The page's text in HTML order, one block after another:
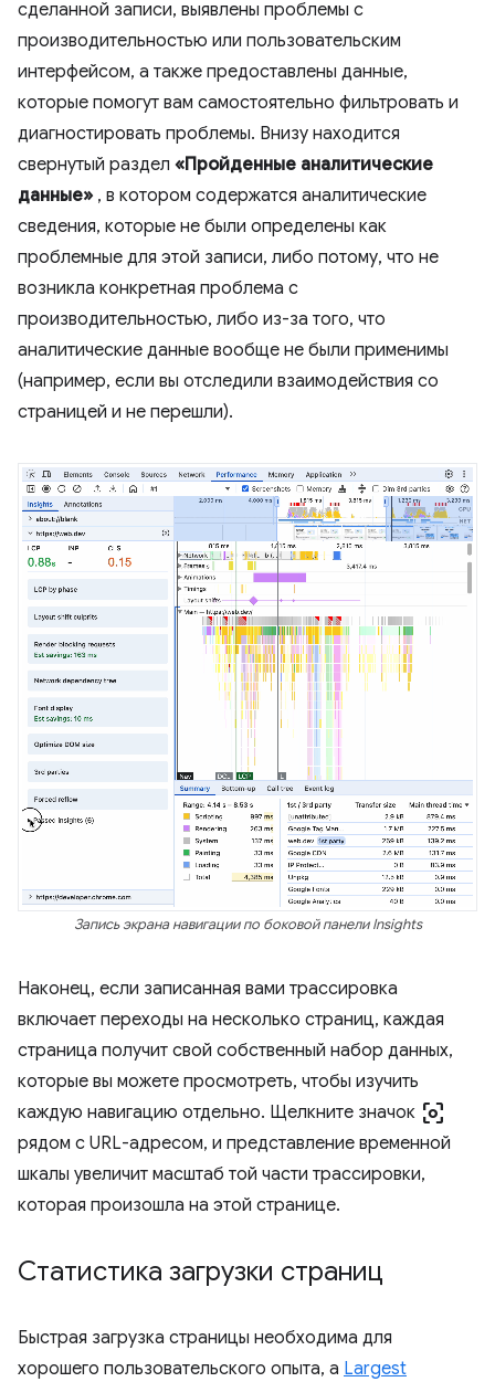
сделанной записи, выявлены проблемы с
производительностью или пользовательским
интерфейсом, а также предоставлены данные,
которые помогут вам самостоятельно фильтровать и
диагностировать проблемы. Внизу находится
свернутый раздел «Пройденные аналитические
данные» , в котором содержатся аналитические
сведения, которые не были определены как
проблемные для этой записи, либо потому, что не
возникла конкретная проблема с
производительностью, либо из-за того, что
аналитические данные вообще не были применимы
(например, если вы отследили взаимодействия со
страницей и не перешли).
Запись экрана навигации по боковой панели Insights
Наконец, если записанная вами трассировка
включает переходы на несколько страниц, каждая
страница получит свой собственный набор данных,
которые вы можете просмотреть, чтобы изучить
каждую навигацию отдельно. Щелкните значок center_focus_weak
рядом с URL-адресом, и представление временной
шкалы увеличит масштаб той части трассировки,
которая произошла на этой странице.
Статистика загрузки страниц
Быстрая загрузка страницы необходима для
хорошего пользовательского опыта, а Largest